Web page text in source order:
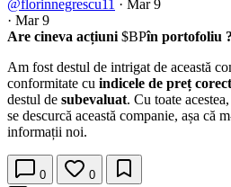
@florinnegrescu11 · Mar 9
· Mar 9
Are cineva acțiuni $BPîn portofoliu ?
Am fost destul de intrigat de această
conformitate cu indicele de preț corect
destul de subevaluat. Cu toate
se descurcă această companie, așa că
informații noi.
0 0